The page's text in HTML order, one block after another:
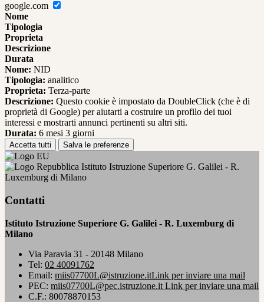
google.com
Nome
Tipologia
Proprieta
Descrizione
Durata
Nome: NID
Tipologia: analitico
Proprieta: Terza-parte
Descrizione: Questo cookie è impostato da DoubleClick (che è di
proprietà di Google) per aiutarti a costruire un profilo dei tuoi
interessi e mostrarti annunci pertinenti su altri siti.
Durata: 6 mesi 3 giorni
Accetta tutti Salva le preferenze
Istituto Istruzione Superiore G. Galilei - R.
Luxemburg di Milano
Contatti
Istituto Istruzione Superiore G. Galilei - R. Luxemburg di
Milano
Via Paravia 31 - 20148 Milano
Tel: 02 40091762
Email: miis07700L@istruzione.itLink per inviare una mail
PEC: miis07700L@pec.istruzione.it Link per inviare una mail
C.F.: 80078870153